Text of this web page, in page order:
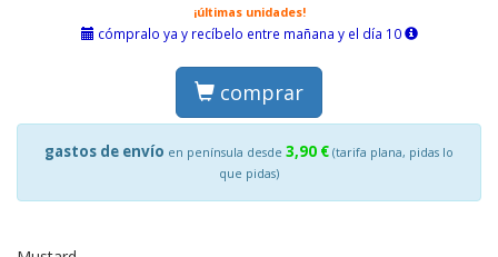
¡últimas unidades!
cómpralo ya y recíbelo entre mañana y el día 10
comprar
gastos de envío en península desde 3,90 € (tarifa plana, pidas lo
que pidas)